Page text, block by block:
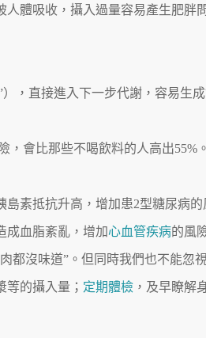
人體吸收，攝入過量容易產生肥胖
，直接進入下一步代謝，容易生
，會比那些不喝飲料的人高出55%
素抵抗升高，增加患2型糖尿病的
成血脂紊亂，增加心血管疾病的風
都沒味道”。但同時我們也不能忽
的攝入量； 定期體檢 ，及早瞭解